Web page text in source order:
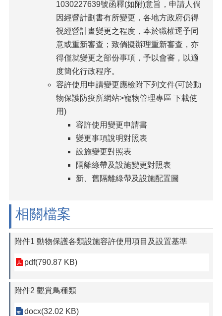
1030227639號函釋(如附)意旨，申請人倘
因經營計劃書有所變更，各地方政府仍得
視經營計畫變更之程度，本於職權逕予同
意或重新審查；致倘擬辦理重新審查，亦
得僅就變更之部份事項，予以會審，以適
度簡化行政程序。
容許使用申請變更應檢附下列文件(可於動
物保護防疫所網站>寵物管理專區 下載使
用)
容許使用變更申請書
變更事項說明對照表
設施變更對照表
隔離綠帶及設施變更對照表
新、舊隔離綠帶及設施配置圖
相關檔案
附件1 動物保護各類設施容許使用項目及設置基準
pdf(790.87 KB)
附件2 觀賞鳥種類
docx(32.02 KB)